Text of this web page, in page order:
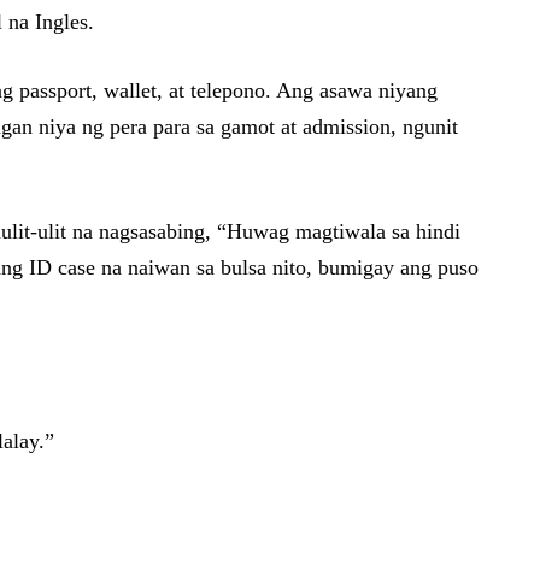
na Ingles.
passport, wallet, at telepono. Ang asawa niyang
niya ng pera para sa gamot at admission, ngunit
ulit na nagsasabing, “Huwag magtiwala sa hindi
ID case na naiwan sa bulsa nito, bumigay ang puso